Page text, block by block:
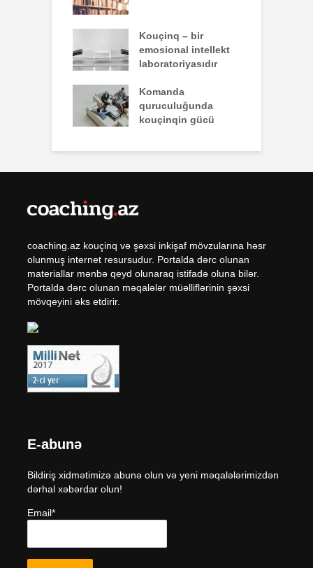
Kouçinq – bir
emosional intellekt
laboratoriyasıdır
Komanda
quruculuğunda
kouçinqin gücü
coaching.az kouçinq və şəxsi inkişaf mövzularına həsr
olunmuş internet resursudur. Portalda dərc olunan
materiallar mənbə qeyd olunaraq istifadə oluna bilər.
Portalda dərc olunan məqalələr müəlliflərinin şəxsi
mövqeyini əks etdirir.
E-abunə
Bildiriş xidmətimizə abunə olun və yeni məqalələrimizdən
dərhal xəbərdar olun!
Email*